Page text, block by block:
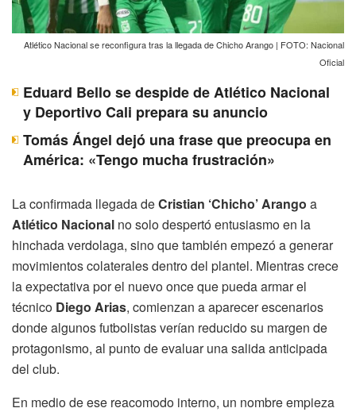
Atlético Nacional se reconfigura tras la llegada de Chicho Arango | FOTO: Nacional
Oficial
Eduard Bello se despide de Atlético Nacional
y Deportivo Cali prepara su anuncio
Tomás Ángel dejó una frase que preocupa en
América: «Tengo mucha frustración»
La confirmada llegada deCristian ‘Chicho’ Arango a
Atlético Nacional no solo despertó entusiasmo en la
hinchada verdolaga, sino que también empezó a generar
movimientos colaterales dentro del plantel. Mientras crece
la expectativa por el nuevo once que pueda armar el
técnico Diego Arias, comienzan a aparecer escenarios
donde algunos futbolistas verían reducido su margen de
protagonismo, al punto de evaluar una salida anticipada
del club.
En medio de ese reacomodo interno, un nombre empieza